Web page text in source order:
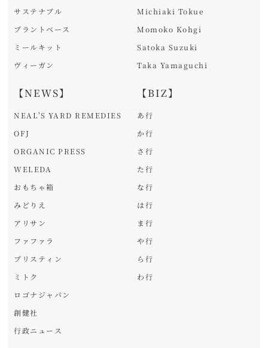
サステナブル
プラントベース
ミールキット
ヴィーガン
【NEWS】
NEAL'S YARD REMEDIES
OFJ
ORGANIC PRESS
WELEDA
おもちゃ箱
みどりえ
アリサン
ファファラ
プリスティン
ミトク
ロゴナジャパン
創健社
行政ニュース
Michiaki Tokue
Momoko Kohgi
Satoka Suzuki
Taka Yamaguchi
【BIZ】
あ行
か行
さ行
た行
な行
は行
ま行
や行
ら行
わ行